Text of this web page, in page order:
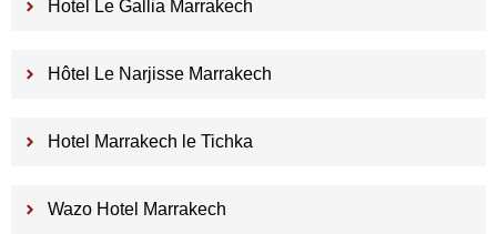
Hotel Le Gallia Marrakech
Hôtel Le Narjisse Marrakech
Hotel Marrakech le Tichka
Wazo Hotel Marrakech